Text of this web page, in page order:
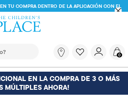
TU COMPRA DENTRO DE LA APLICACIÓN CON EL
DESCARGAR AHORA
de búsqueda filtra las
buscando?
0
EN LA COMPRA DE 3 O MÁS
MÚLTIPLES AHORA!